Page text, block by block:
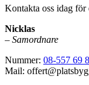
Kontakta oss idag
Nicklas
– Samordnare
Nummer: 08-557 69
Mail: